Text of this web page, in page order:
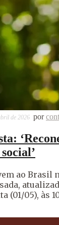
de 2026 por
ao Brasil
(01/05), às